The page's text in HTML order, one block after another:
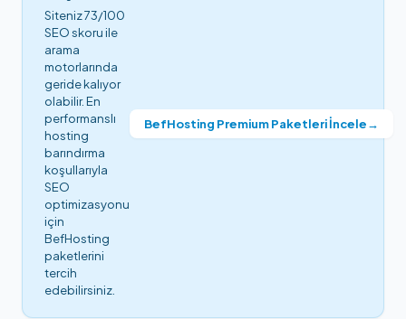
Siteniz 73/100
SEO skoru ile
arama
motorlarında
geride kalıyor
olabilir. En
performanslı
hosting
barındırma
koşullarıyla
SEO
optimizasyonu
için
BefHosting
paketlerini
tercih
edebilirsiniz.
BefHosting Premium Paketleri İncele→